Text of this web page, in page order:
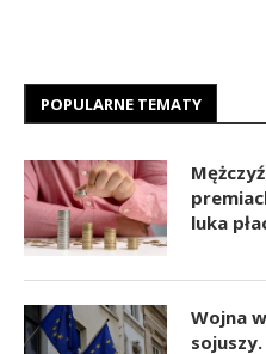
POPULARNE TEMATY
luka
Wojna